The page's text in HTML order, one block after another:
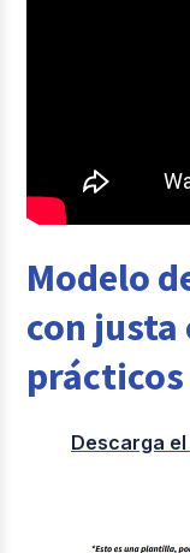
Modelo
con justa
prácticos
Descarga